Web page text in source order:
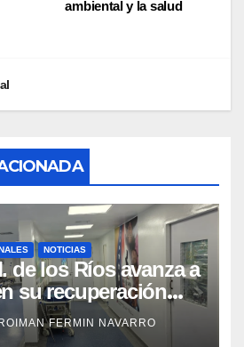
ambiental y la salud
NOTICIAS
de los Ríos avanza a
su recuperación
eventos
FERMIN NAVARRO